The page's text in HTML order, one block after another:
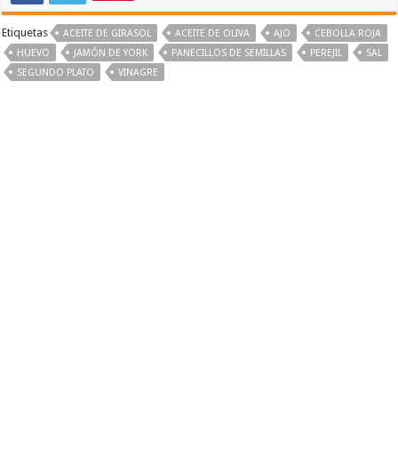
Etiquetas ACEITE DE GIRASOL ACEITE DE OLIVA AJO
CEBOLLA ROJA
HUEVO
JAMÓN DE YORK PANECILLOS DE SEMILLAS PEREJIL
SAL
SEGUNDO PLATO
VINAGRE